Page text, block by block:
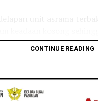
nama baik institusi
ujar Mustari.
proses pemadaman
yang memenuhi lokasi.
harus
CONTINUE READING